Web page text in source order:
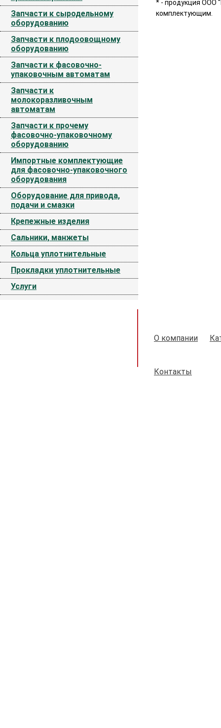
Запчасти к сыродельному
оборудованию
Запчасти к плодоовощному
оборудованию
Запчасти к фасовочно-
упаковочным автоматам
Запчасти к
молокоразливочным
автоматам
Запчасти к прочему
фасовочно-упаковочному
оборудованию
Импортные комплектующие
для фасовочно-упаковочного
оборудования
Оборудование для привода,
подачи и смазки
Крепежные изделия
Сальники, манжеты
Кольца уплотнительные
Прокладки уплотнительные
Услуги
* - продукция ООО
комплектующим.
О компании
Контакты